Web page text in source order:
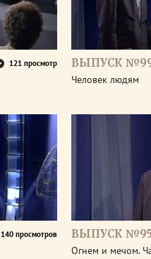
121 просмотр ВЫПУСК
Человек людям
140 просмотров ВЫПУСК
Огнем и мечом.